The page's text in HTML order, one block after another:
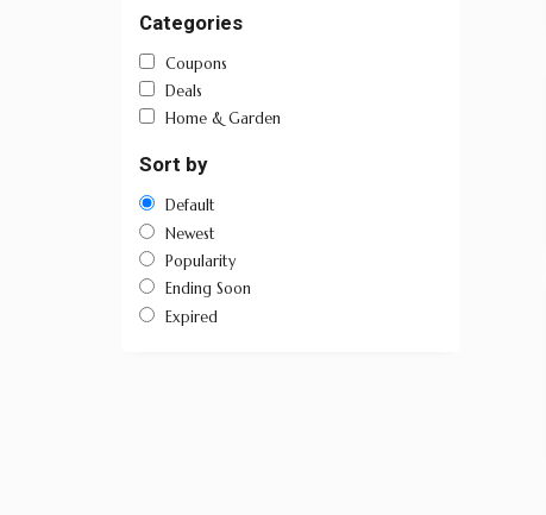
Categories
Coupons
Deals
Home & Garden
Sort by
Default
Newest
Popularity
Ending Soon
Expired